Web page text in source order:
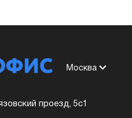
Москва
проезд, 5с1